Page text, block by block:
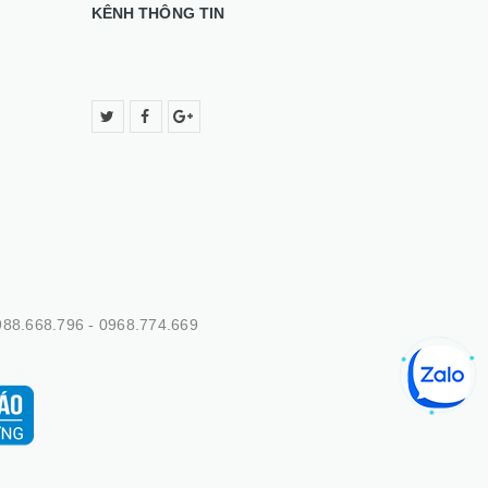
KÊNH THÔNG TIN
- 0968.774.669